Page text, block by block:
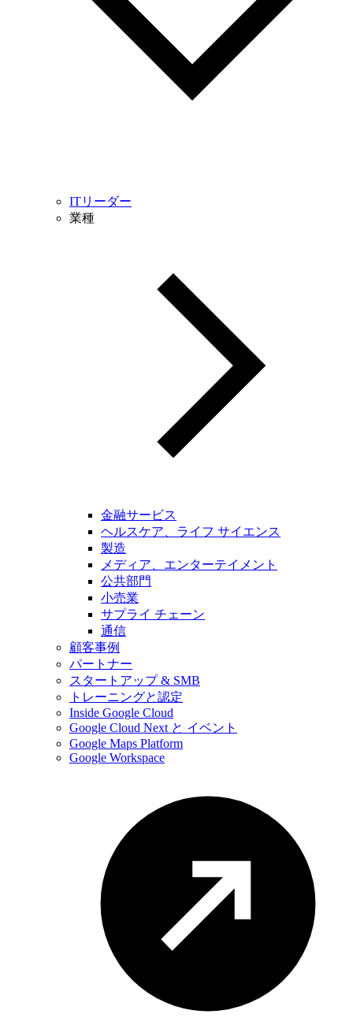
ITリーダー
業種
金融サービス
ヘルスケア、ライフ サイエンス
製造
メディア、エンターテイメント
公共部門
小売業
サプライ チェーン
通信
顧客事例
パートナー
スタートアップ & SMB
トレーニングと認定
Inside Google Cloud
Google Cloud Next と イベント
Google Maps Platform
Google Workspace